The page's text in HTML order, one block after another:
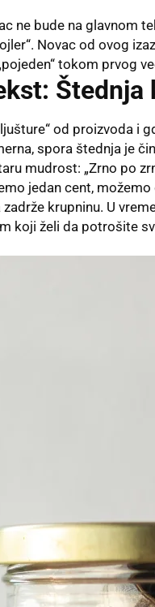
ne bude na glavnom
Novac od ovog
tokom prvog
Štednja
od proizvoda i
spora štednja je
mudrost: „Zrno po
jedan cent,
krupninu. U
koji želi da potrošite